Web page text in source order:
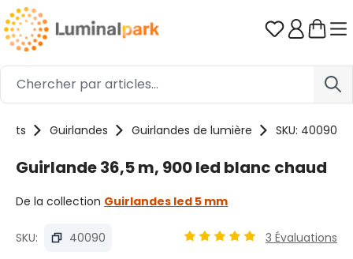
Passer au contenu principal Vous avez
Guirlandes Guirlandes de lumière SKU: 40090
Guirlande 36,5 m, 900 led blanc chaud
De la collection Guirlandes led 5 mm
SKU: 40090 3 Évaluations